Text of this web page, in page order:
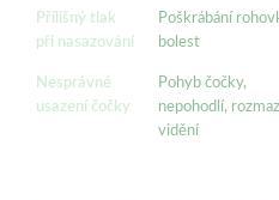
Přílišný tlak
při nasazování
Poškrábání
bolest
Nesprávné
usazení čočky
Pohyb čočky,
nepohodlí,
vidění